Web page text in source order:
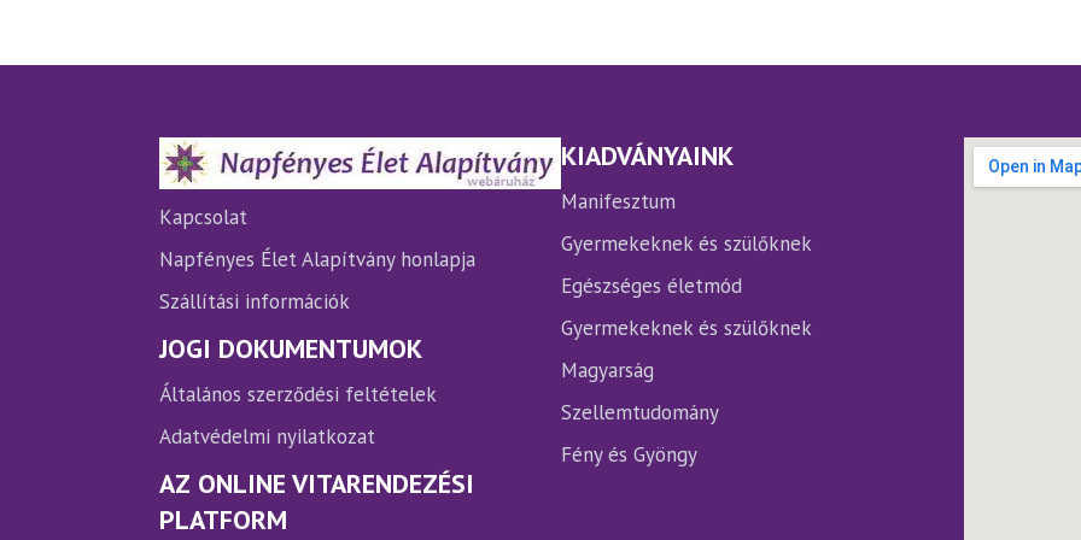
A
termékoldalon
választhatók
A
termékoldalon
választhatók
A
Kapcsolat
Napfényes Élet Alapítvány honlapja
Szállítási információk
JOGI DOKUMENTUMOK
Általános szerződési feltételek
Adatvédelmi nyilatkozat
AZ ONLINE VITARENDEZÉSI
PLATFORM
KIADVÁNYAINK
Manifesztum
Gyermekeknek és szülőknek
Egészséges életmód
Gyermekeknek és szülőknek
Magyarság
Szellemtudomány
Fény és Gyöngy